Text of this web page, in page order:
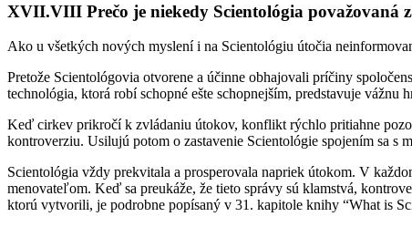
XVII.VIII Prečo je niekedy Scientológia považovaná
Ako u všetkých nových myslení i na Scientológiu útočia
Pretože Scientológovia otvorene a účinne obhajovali príčiny
technológia, ktorá robí schopné ešte schopnejším, predstavuje
Keď cirkev prikročí k zvládaniu útokov, konflikt rýchlo pritiahne
kontroverziu. Usilujú potom o zastavenie Scientológie spojením sa
Scientológia vždy prekvitala a prosperovala napriek útokom. V
menovateľom. Keď sa preukáže, že tieto správy sú klamstvá,
ktorú vytvorili, je podrobne popísaný v 31. kapitole knihy “What is